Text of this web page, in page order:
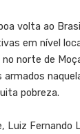
volta ao
em nível
norte de
pobreza.
Luiz Fernando